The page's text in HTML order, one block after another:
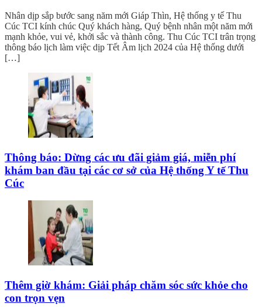
Nhân dịp sắp bước sang năm mới Giáp Thìn, Hệ thống y tế Thu
Cúc TCI kính chúc Quý khách hàng, Quý bệnh nhân một năm mới
mạnh khỏe, vui vẻ, khởi sắc và thành công. Thu Cúc TCI trân trọng
thông báo lịch làm việc dịp Tết Âm lịch 2024 của Hệ thống dưới
[…]
Thông báo: Dừng các ưu đãi giảm giá, miễn phí
khám ban đầu tại các cơ sở của Hệ thống Y tế Thu
Cúc
Thêm giờ khám: Giải pháp chăm sóc sức khỏe cho
con trọn vẹn